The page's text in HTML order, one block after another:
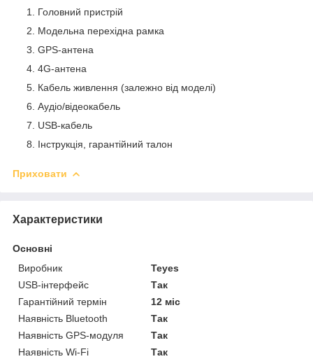
Головний пристрій
Модельна перехідна рамка
GPS-антена
4G-антена
Кабель живлення (залежно від моделі)
Аудіо/відеокабель
USB-кабель
Інструкція, гарантійний талон
Приховати
Характеристики
Основні
Виробник
Teyes
USB-інтерфейс
Так
Гарантійний термін
12 міс
Наявність Bluetooth
Так
Наявність GPS-модуля
Так
Наявність Wi-Fi
Так